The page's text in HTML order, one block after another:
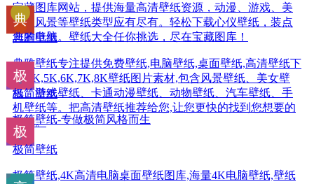
宝藏图库网站，提供海量高清壁纸资源，动漫、游戏、美
女、风景等壁纸类型应有尽有。轻松下载心仪壁纸，装点
您的电脑。壁纸大全任你挑选，尽在宝藏图库！
典雅壁纸
典雅壁纸专注提供免费壁纸,电脑壁纸,桌面壁纸,高清壁纸下
载,4K,5K,6K,7K,8K壁纸图片素材,包含风景壁纸、美女壁
纸、游戏壁纸、卡通动漫壁纸、动物壁纸、汽车壁纸、手
机壁纸等。把高清壁纸推荐给您,让您更快的找到您想要的
壁纸。
极简壁纸
极简壁纸-专做极简风格而生
极简壁纸
极简壁纸,4K高清电脑桌面壁纸图库,海量4K电脑壁纸,壁纸